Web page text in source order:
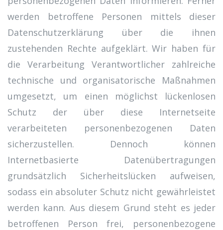
werden betroffene Personen mittels dieser
Datenschutzerklärung über die ihnen
zustehenden Rechte aufgeklärt. Wir haben für
die Verarbeitung Verantwortlicher zahlreiche
technische und organisatorische Maßnahmen
umgesetzt, um einen möglichst lückenlosen
Schutz der über diese Internetseite
verarbeiteten personenbezogenen Daten
sicherzustellen. Dennoch können
Internetbasierte Datenübertragungen
grundsätzlich Sicherheitslücken aufweisen,
sodass ein absoluter Schutz nicht gewährleistet
werden kann. Aus diesem Grund steht es jeder
betroffenen Person frei, personenbezogene